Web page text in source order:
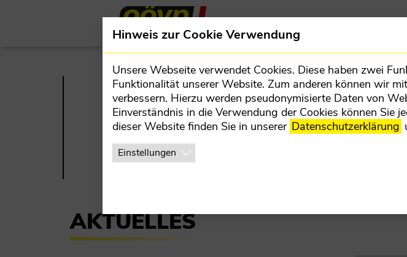
Direkt zur Hauptnavigation springen
Direkt zum Inhalt springen
TEAM
AKTUELLES
Team
MANDATARE
TEILORGANISATIONEN
Hinweis zur Cookie Verwendung
Unsere Webseite verwendet Cookies. Diese haben zwei
Funktionalität unserer Website. Zum anderen können wir
verbessern. Hierzu werden pseudonymisierte Daten von
Einverständnis in die Verwendung der Cookies können Sie
dieser Website finden Sie in unserer Datenschutzerklärung
Einstellungen